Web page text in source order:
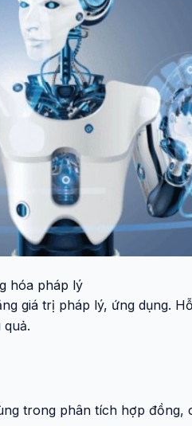
hóa pháp lý
giá trị pháp lý, ứng dụng.
trong phân tích hợp đồng,